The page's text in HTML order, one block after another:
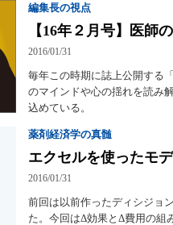
編集長の視点
【16年２月号】医師
2016/01/31
毎年この時期に誌上公開する
のマインドや心の揺れを読み
込めている。
薬剤経済学の真髄
エクセルを使ったモ
2016/01/31
前回は以前作ったディシジョ
た。今回はΔ効果とΔ費用の組